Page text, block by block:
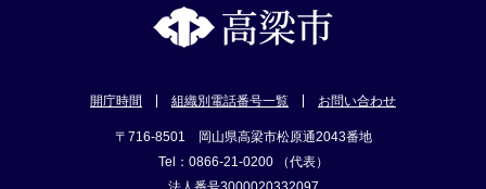
開庁時間 組織別電話番号一覧 お問い合わせ
〒716-8501 岡山県高梁市松原通2043番地
Tel：0866-21-0200 （代表）